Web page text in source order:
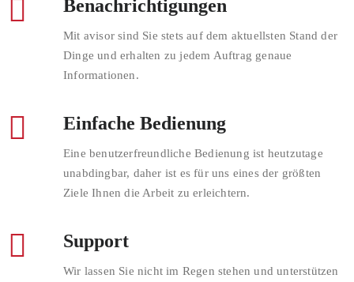
Benachrichtigungen
Mit avisor sind Sie stets auf dem aktuellsten Stand der
Dinge und erhalten zu jedem Auftrag genaue
Informationen.
Einfache Bedienung
Eine benutzerfreundliche Bedienung ist heutzutage
unabdingbar, daher ist es für uns eines der größten
Ziele Ihnen die Arbeit zu erleichtern.
Support
Wir lassen Sie nicht im Regen stehen und unterstützen